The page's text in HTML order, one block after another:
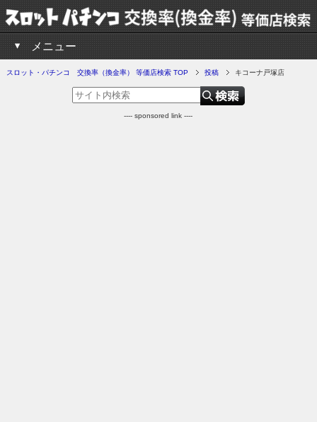
メニュー
スロット・パチンコ 交換率（換金率） 等価店検索 TOP 投稿 キコーナ戸塚店
---- sponsored link ----